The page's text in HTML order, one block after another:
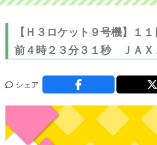
【Ｈ３ロケット９号機】１
前４時２３分３１秒 ＪＡＸ
シェア